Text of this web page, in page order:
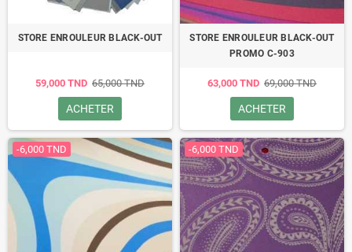
STORE ENROULEUR BLACK-OUT
59,000 TND 65,000 TND
ACHETER
STORE ENROULEUR BLACK-OUT
PROMO C-903
63,000 TND 69,000 TND
ACHETER
-6,000 TND -6,000 TND